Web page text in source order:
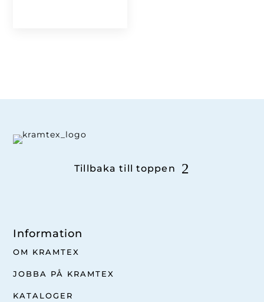
Tillbaka till toppen
Information
OM KRAMTEX
JOBBA PÅ KRAMTEX
KATALOGER